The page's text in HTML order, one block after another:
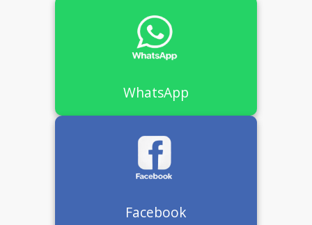
WhatsApp
Facebook